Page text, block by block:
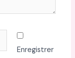
Enregistrer